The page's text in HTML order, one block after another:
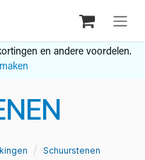
en andere voordelen.
Schuurstenen